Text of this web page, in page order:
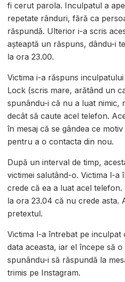
fi cerut parola. Inculpatul a
repetate rânduri, fără ca
răspundă. Ulterior i-a scris
așteaptă un răspuns, dându-i
la ora 23.00.
Victima i-a răspuns
Lock (scris mare, arătând un
spunându-i că nu a luat nimic,
decât să caute acel telefon.
în mesaj că se gândea ce
pentru a o contacta din nou.
După un interval de timp,
victimei salutând-o. Victima l-a
crede că ea a luat acel
la ora 23.04 că nu crede asta.
pretextul.
Victima l-a întrebat pe inculpat
data aceasta, iar el începe să
spunându-i să răspundă la
trimis pe Instagram.